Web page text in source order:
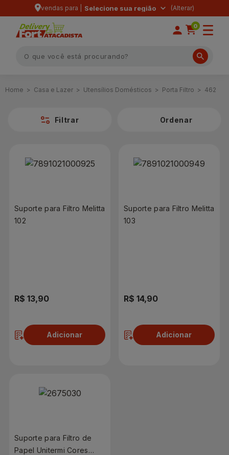
vendas para | Selecione sua região
0
Casa e Lazer Utensílios Domésticos Porta Filtro 462
Filtrar
Suporte para Filtro Melitta
102
R$ 13,90
Adicionar
Suporte para Filtro Melitta
103
R$ 14,90
Adicionar
Suporte para Filtro de
Papel Unitermi Cores